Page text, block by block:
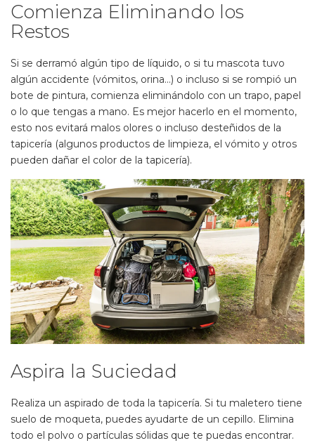
Comienza Eliminando los
Restos
Si se derramó algún tipo de líquido, o si tu mascota tuvo
algún accidente (vómitos, orina...) o incluso si se rompió un
bote de pintura, comienza eliminándolo con un trapo, papel
o lo que tengas a mano. Es mejor hacerlo en el momento,
esto nos evitará malos olores o incluso desteñidos de la
tapicería (algunos productos de limpieza, el vómito y otros
pueden dañar el color de la tapicería).
Aspira la Suciedad
Realiza un aspirado de toda la tapicería. Si tu maletero tiene
suelo de moqueta, puedes ayudarte de un cepillo. Elimina
todo el polvo o partículas sólidas que te puedas encontrar.